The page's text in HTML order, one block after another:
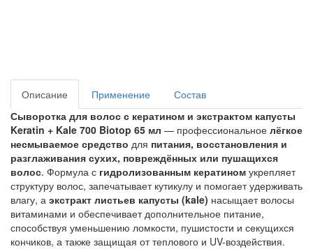
Описание Применение
Состав
Сыворотка для волос с кератином и экстрактом капусты
Keratin + Kale 700 Biotop 65 мл — профессиональное лёгкое
несмываемое средство для питания, восстановления и
разглаживания сухих, повреждённых или пушащихся
волос. Формула с гидролизованным кератином укрепляет
структуру волос, запечатывает кутикулу и помогает удерживать
влагу, а экстракт листьев капусты (kale) насыщает волосы
витаминами и обеспечивает дополнительное питание,
способствуя уменьшению ломкости, пушистости и секущихся
кончиков, а также защищая от теплового и UV-воздействия.